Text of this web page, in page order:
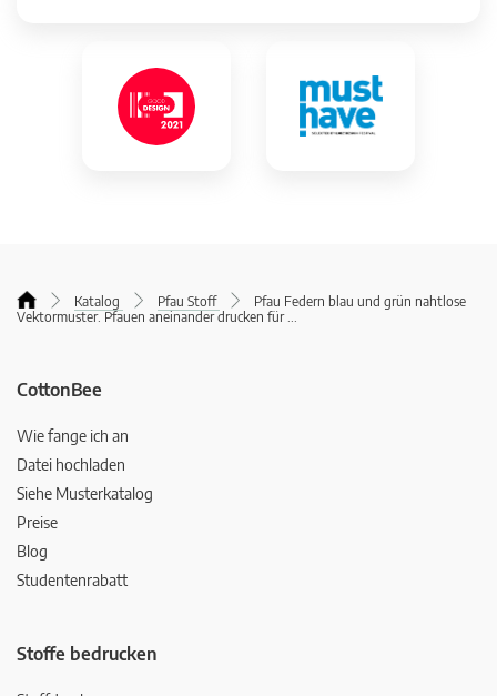
Katalog Pfau Stoff
Pfau Federn blau und grün nahtlose
Vektormuster. Pfauen aneinander drucken für...
CottonBee
Wie fange ich an
Datei hochladen
Siehe Musterkatalog
Preise
Blog
Studentenrabatt
Stoffe bedrucken